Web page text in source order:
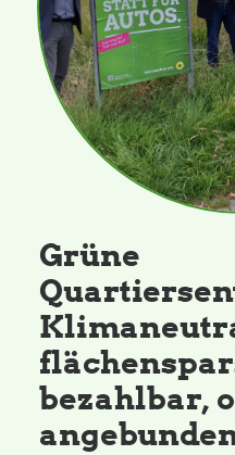
Mitgliederversammlung
Ortsverbände
Kommissionen
Grünes Zentrum
Personen
Sylvia Rietenberg, MdB
Grüne
bezahlbar,